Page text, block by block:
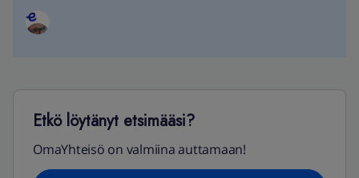
Etkö löytänyt etsimääsi?
OmaYhteisö on valmiina auttamaan!